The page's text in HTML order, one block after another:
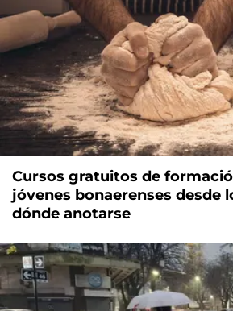
Cursos gratuitos de
jóvenes bonaerenses desde
dónde anotarse